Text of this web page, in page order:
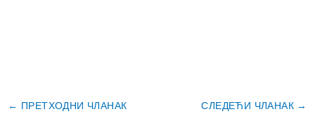
← ПРЕТХОДНИ ЧЛАНАК СЛЕДЕЋИ ЧЛАНАК →